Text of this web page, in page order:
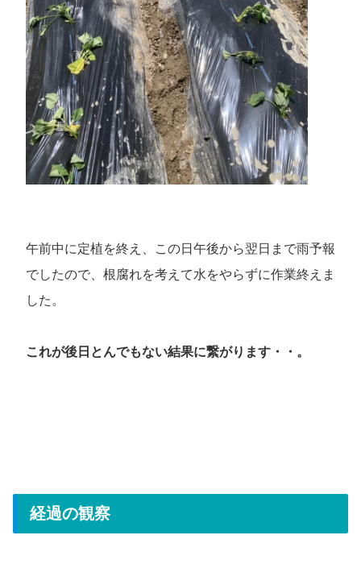
午前中に定植を終え、この日午後から翌日まで雨予報
でしたので、根腐れを考えて水をやらずに作業終えま
した。
これが後日とんでもない結果に繋がります・・。
経過の観察